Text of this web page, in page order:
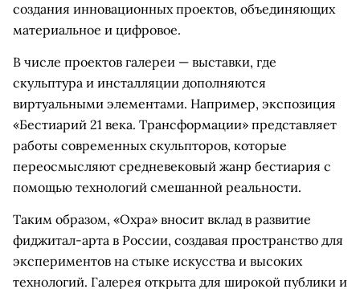
создания инновационных проектов, объединяющих
материальное и цифровое.
В числе проектов галереи — выставки, где
скульптура и инсталляции дополняются
виртуальными элементами. Например, экспозиция
«Бестиарий 21 века. Трансформации» представляет
работы современных скульпторов, которые
переосмысляют средневековый жанр бестиария с
помощью технологий смешанной реальности.
Таким образом, «Охра» вносит вклад в развитие
фиджитал-арта в России, создавая пространство для
экспериментов на стыке искусства и высоких
технологий. Галерея открыта для широкой публики и